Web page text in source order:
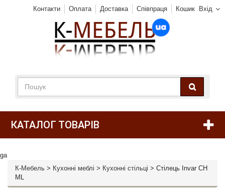
Вхід
Контакти Оплата Доставка Співпраця Кошик
КАТАЛОГ ТОВАРІВ
ga
К-Мебель > Кухонні меблі > Кухонні стільці > Стілець Invar CH
ML